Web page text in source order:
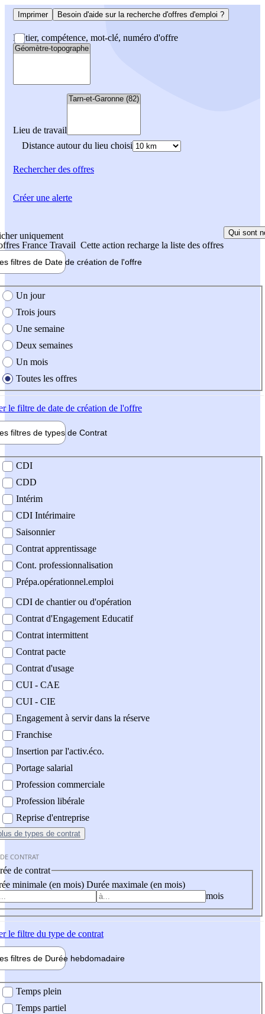
Imprimer Besoin d'aide sur la recherche d'offres d'emploi ?
Métier, compétence, mot-clé, numéro d'offre
Lieu de travail
Distance autour du lieu choisi
Rechercherdes offres
uniquement
France Travail Cette action recharge la liste des offres
Qui sont
filtres de Date de création de l'offre
création de l'offre
Un jour
Trois jours
Une semaine
Deux semaines
Un mois
Toutes les offres
le filtre de date de création de l'offre
filtres de types de Contrat
contrat
CDI
CDD
Intérim
CDI Intérimaire
Saisonnier
Contrat apprentissage
Cont. professionnalisation
Prépa.opérationnel.emploi
CDI de chantier ou d'opération
Contrat d'Engagement Educatif
Contrat intermittent
Contrat pacte
Contrat d'usage
CUI - CAE
CUI - CIE
Engagement à servir dans la réserve
Franchise
Insertion par l'activ.éco.
Portage salarial
Profession commerciale
Profession libérale
Reprise d'entreprise
de types de contrat
CONTRAT
de contrat
minimale (en mois) Durée maximale (en mois)
mois
le filtre du type de contrat
filtres de Durée hebdomadaire
Temps plein
Temps partiel
Créer une alerte